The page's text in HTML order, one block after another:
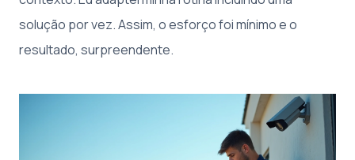
solução por vez. Assim, o esforço foi mínimo e o
resultado, surpreendente.